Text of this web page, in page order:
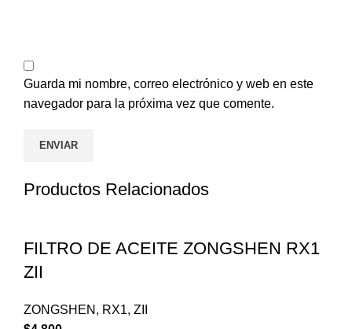
Guarda mi nombre, correo electrónico y web en este
navegador para la próxima vez que comente.
Productos Relacionados
FILTRO DE ACEITE ZONGSHEN RX1
ZII
ZONGSHEN , RX1, ZII